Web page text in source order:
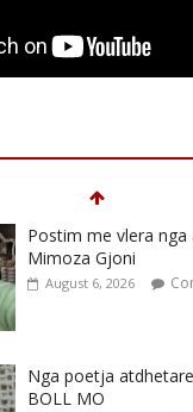
Postim me vlera
Mimoza Gjoni
August 6, 2026
Nga poetja
BOLL MO